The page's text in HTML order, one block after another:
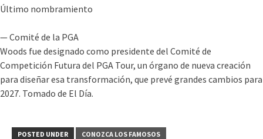
Último nombramiento
— Comité de la PGA
Woods fue designado como presidente del Comité de
Competición Futura del PGA Tour, un órgano de nueva creación
para diseñar esa transformación, que prevé grandes cambios para
2027. Tomado de El Día.
POSTED UNDER CONOZCA LOS FAMOSOS